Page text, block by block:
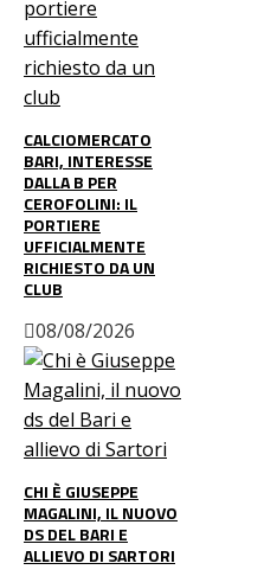
CALCIOMERCATO
BARI, INTERESSE
DALLA B PER
CEROFOLINI: IL
PORTIERE
UFFICIALMENTE
RICHIESTO DA UN
CLUB
08/08/2026
CHI È GIUSEPPE
MAGALINI, IL NUOVO
DS DEL BARI E
ALLIEVO DI SARTORI